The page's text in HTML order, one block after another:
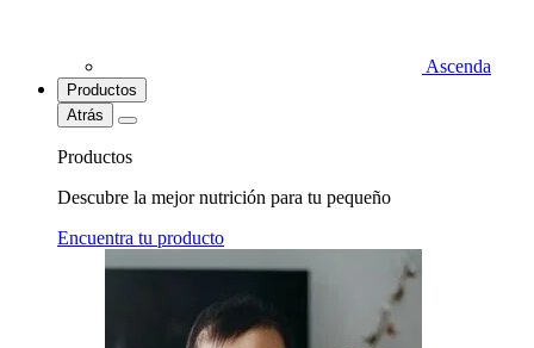
Ascenda
Productos
Atrás
Productos
Descubre la mejor nutrición para tu pequeño
Encuentra tu producto